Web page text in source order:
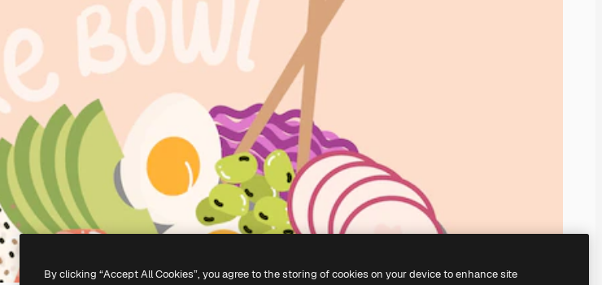
By clicking “Accept All Cookies”, you agree to the storing of cookies on your device to enhance site